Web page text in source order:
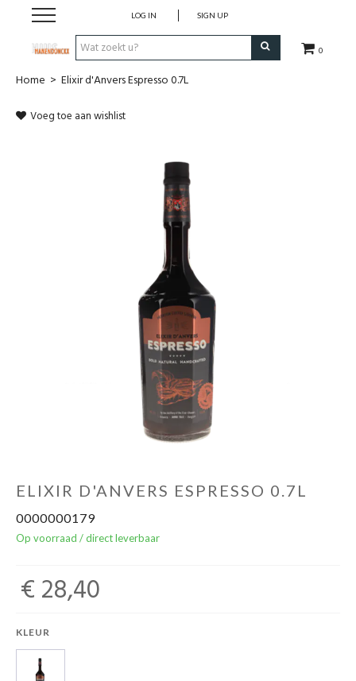
0
LOG IN SIGN UP
Wijnen
Alcoholvrije dranken
Geels Witteke De Maan's Jenever
Home > Elixir d'Anvers Espresso 0.7L
Voeg toe aan wishlist
ELIXIR D'ANVERS ESPRESSO 0.7L
0000000179
Op voorraad / direct leverbaar
€ 28,40
KLEUR